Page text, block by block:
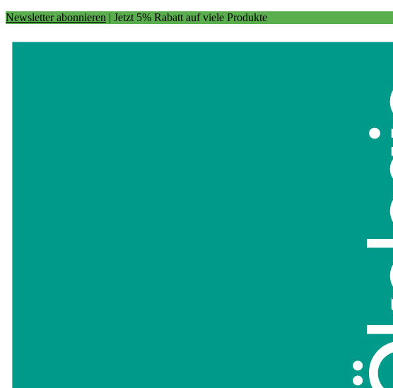
Newsletter abonnieren | Jetzt 5% Rabatt auf viele Produkte